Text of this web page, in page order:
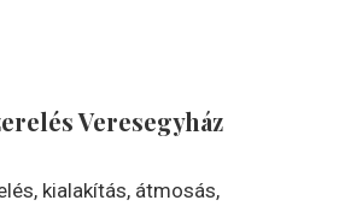
Veresegyház
kialakítás, átmosás,